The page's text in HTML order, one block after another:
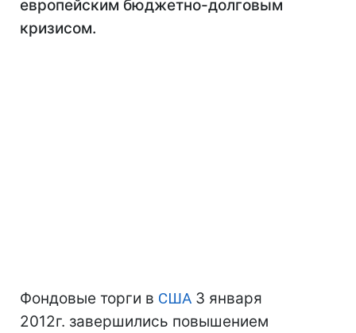
европейским бюджетно-долговым
кризисом.
Фондовые торги в США 3 января
2012г. завершились повышением